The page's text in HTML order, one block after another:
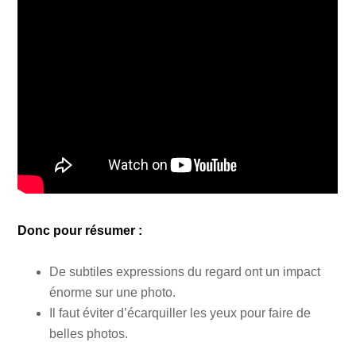
Donc pour résumer :
De subtiles expressions du regard ont un impact
énorme sur une photo.
Il faut éviter d’écarquiller les yeux pour faire de
belles photos.